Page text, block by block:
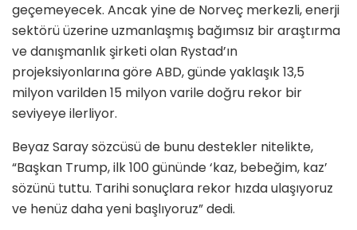
geçemeyecek. Ancak yine de Norveç merkezli, enerji
sektörü üzerine uzmanlaşmış bağımsız bir araştırma
ve danışmanlık şirketi olan Rystad’ın
projeksiyonlarına göre ABD, günde yaklaşık 13,5
milyon varilden 15 milyon varile doğru rekor bir
seviyeye ilerliyor.
Beyaz Saray sözcüsü de bunu destekler nitelikte,
“Başkan Trump, ilk 100 gününde ‘kaz, bebeğim, kaz’
sözünü tuttu. Tarihi sonuçlara rekor hızda ulaşıyoruz
ve henüz daha yeni başlıyoruz” dedi.